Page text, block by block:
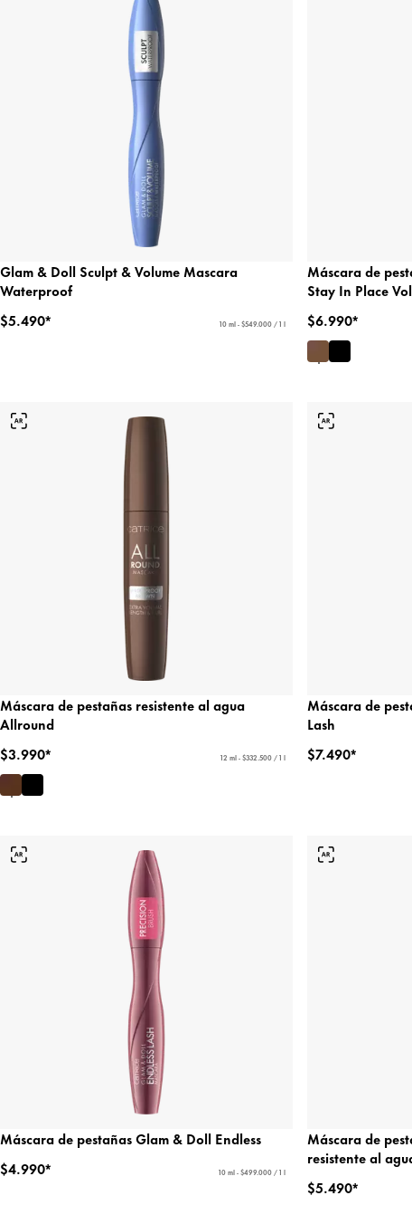
Glam & Doll Sculpt & Volume Mascara
Waterproof
$5.490*
10 ml - $549.000 / 1 l
Máscara de
Stay In Place
$6.990*
Máscara de pestañas resistente al agua
Allround
$3.990*
12 ml - $332.500 / 1 l
Máscara de
Lash
$7.490*
Máscara de pestañas Glam & Doll Endless
$4.990*
10 ml - $499.000 / 1 l
Máscara de
resistente al
$5.490*